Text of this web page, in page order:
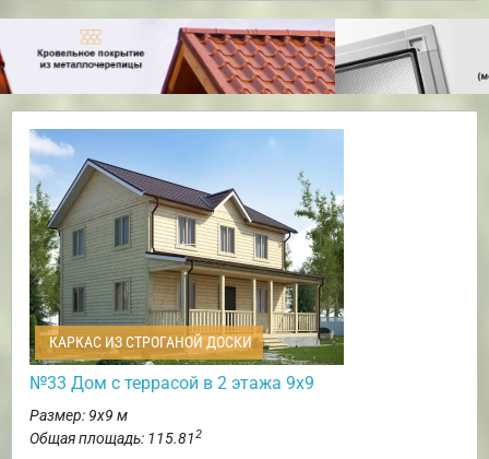
КАРКАС ИЗ СТРОГАНОЙ ДОСКИ
№33 Дом с террасой в 2 этажа 9х9
Размер: 9х9 м
Общая площадь: 115.812